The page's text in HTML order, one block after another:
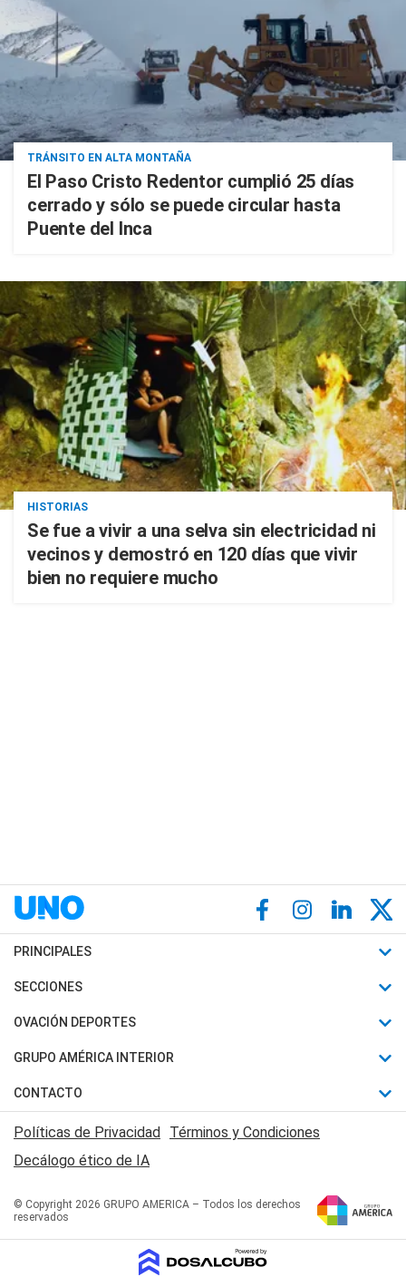
TRÁNSITO EN ALTA MONTAÑA
El Paso Cristo Redentor cumplió 25 días
cerrado y sólo se puede circular hasta
Puente del Inca
HISTORIAS
Se fue a vivir a una selva sin electricidad ni
vecinos y demostró en 120 días que vivir
bien no requiere mucho
PRINCIPALES
Últimas Noticias
Política
Judiciales
Economia
SECCIONES
Horóscopo
Motores
Trucos caseros
Series y Películas
Edictos y Solicitadas
OVACIÓN DEPORTES
Fútbol
Mundial
Automovilismo
Rugby
Básquet
GRUPO AMÉRICA INTERIOR
Canal 7 en Vivo
San Juan 8
CONTACTO
Acerca de Nosotros
Contactanos
Políticas de Privacidad
Términos y Condiciones
Decálogo ético de IA
© Copyright 2026 GRUPO AMERICA – Todos los derechos
reservados